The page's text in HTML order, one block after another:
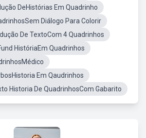
DeHistórias Em Quadrinho
Diálogo Para Colorir
De TextoCom 4 Quadrinhos
HistóriaEm Quadrinhos
Em Qaudrinhos
Historia De QuadrinhosCom Gabarito